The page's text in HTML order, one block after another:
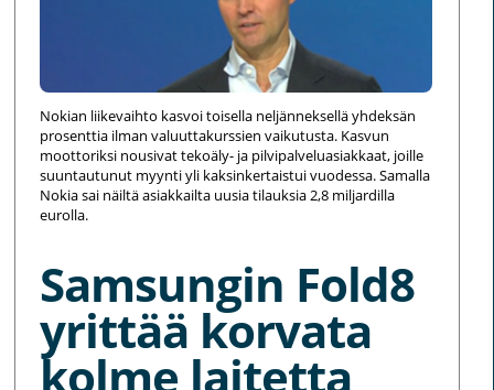
Nokian liikevaihto kasvoi toisella neljänneksellä yhdeksän
prosenttia ilman valuuttakurssien vaikutusta. Kasvun
moottoriksi nousivat tekoäly- ja pilvipalveluasiakkaat, joille
suuntautunut myynti yli kaksinkertaistui vuodessa. Samalla
Nokia sai näiltä asiakkailta uusia tilauksia 2,8 miljardilla
eurolla.
Samsungin Fold8
yrittää korvata
kolme laitetta